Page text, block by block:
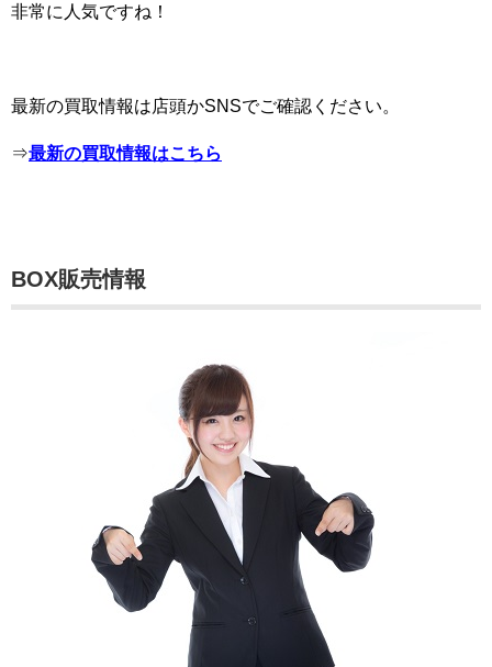
非常に人気ですね！
最新の買取情報は店頭かSNSでご確認ください。
⇒最新の買取情報はこちら
BOX販売情報